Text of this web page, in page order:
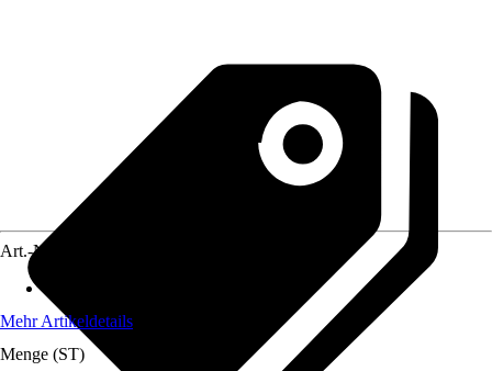
Art.-Nr.
Mehr Artikeldetails
Menge (ST)